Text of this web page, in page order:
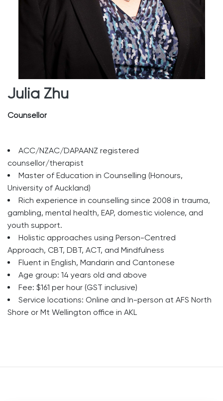
Julia Zhu
Counsellor
ACC/NZAC/DAPAANZ registered
counsellor/therapist
Master of Education in Counselling (Honours,
University of Auckland)
Rich experience in counselling since 2008 in trauma,
gambling, mental health, EAP, domestic violence, and
youth support.
Holistic approaches using Person-Centred
Approach, CBT, DBT, ACT, and Mindfulness
Fluent in English, Mandarin and Cantonese
Age group: 14 years old and above
Fee: $161 per hour (GST inclusive)
Service locations: Online and In-person at AFS North
Shore or Mt Wellington office in AKL